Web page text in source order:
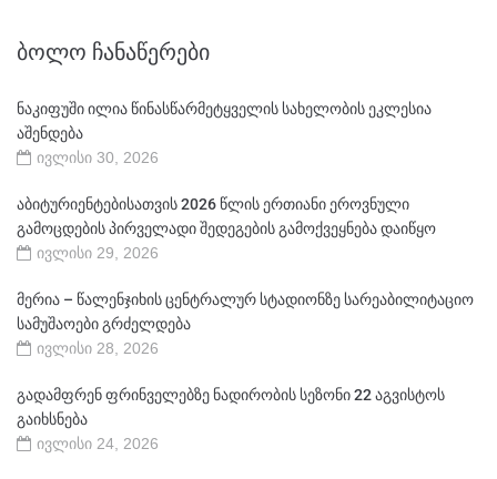
ᲑᲝᲚᲝ ᲩᲐᲜᲐᲬᲔᲠᲔᲑᲘ
ნაკიფუში ილია წინასწარმეტყველის სახელობის ეკლესია
აშენდება
ივლისი 30, 2026
აბიტურიენტებისათვის 2026 წლის ერთიანი ეროვნული
გამოცდების პირველადი შედეგების გამოქვეყნება დაიწყო
ივლისი 29, 2026
მერია – წალენჯიხის ცენტრალურ სტადიონზე სარეაბილიტაციო
სამუშაოები გრძელდება
ივლისი 28, 2026
გადამფრენ ფრინველებზე ნადირობის სეზონი 22 აგვისტოს
გაიხსნება
ივლისი 24, 2026